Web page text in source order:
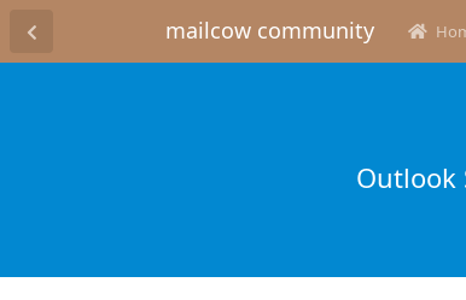
mailcow community
Outlook